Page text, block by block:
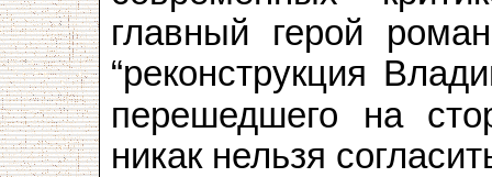
главный герой
“реконструкция
перешедшего на
никак нельзя